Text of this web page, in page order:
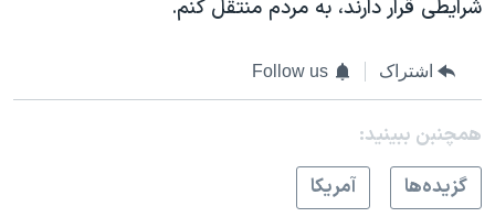
شرایطی قرار دارند، به مردم منتقل کنم.
اشتراک Follow us
همچنبن ببینید:
گزيده‌ها
آمريکا